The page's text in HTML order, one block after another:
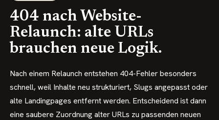
404 nach Website-
Relaunch: alte URLs
brauchen neue Logik.
Nach einem Relaunch entstehen 404-Fehler besonders
schnell, weil Inhalte neu strukturiert, Slugs angepasst oder
alte Landingpages entfernt werden. Entscheidend ist dann
eine saubere Zuordnung alter URLs zu passenden neuen